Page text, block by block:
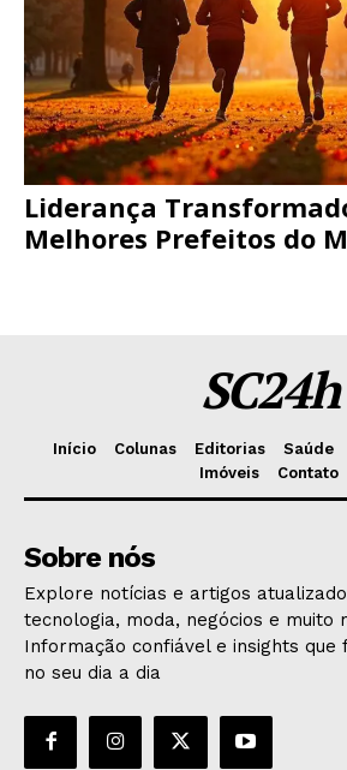
Liderança
Melhores Prefeitos do
SC24h
Início Colunas Editorias Saúde
Imóveis
Contato
Sobre nós
Explore notícias e artigos
tecnologia, moda, negócios e muito
Informação confiável e insights que
no seu dia a dia